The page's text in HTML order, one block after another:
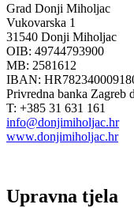
Grad Donji Miholjac
Vukovarska 1
31540 Donji Miholjac
OIB: 49744793900
MB: 2581612
IBAN:
Privredna banka Zagreb
T: +385 31 631 161
info@donjimiholjac.hr
www.donjimiholjac.hr
Upravna tjela